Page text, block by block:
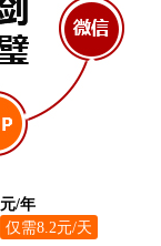
元/年
仅需8.2元/天